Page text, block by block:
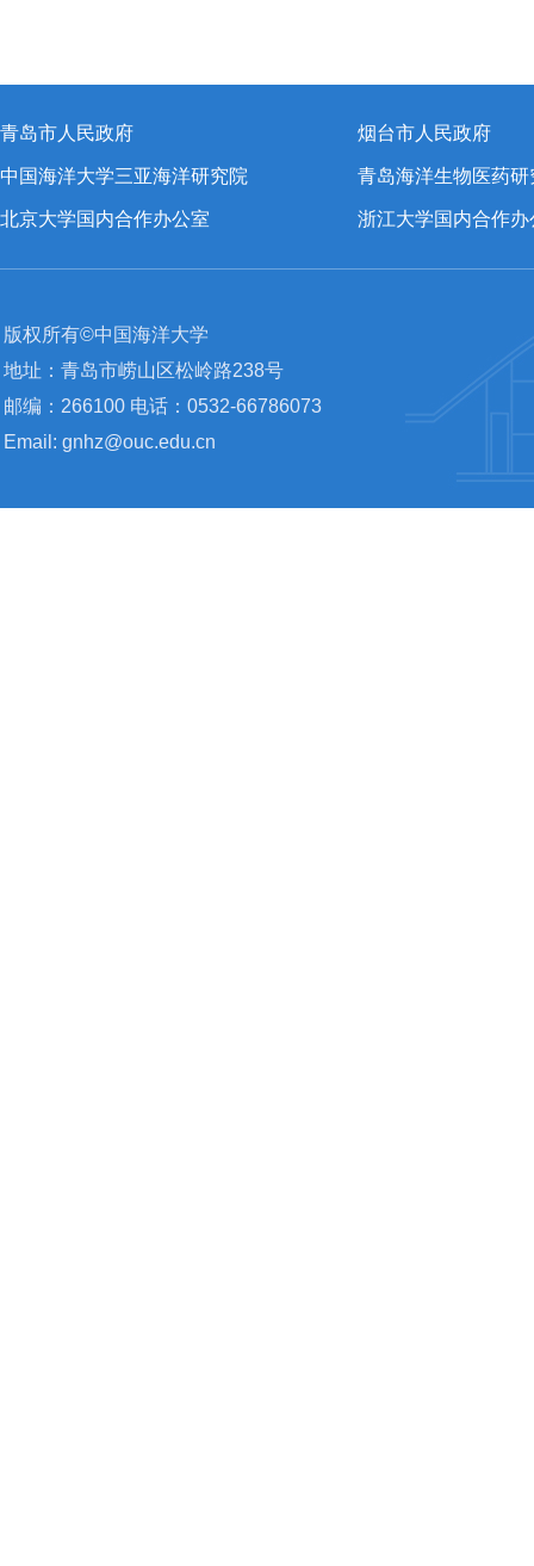
青岛市人民政府 烟台市人民政府
中国海洋大学三亚海洋研究院 青岛海洋生物医药研
北京大学国内合作办公室 浙江大学国内合作办
版权所有©中国海洋大学
地址：青岛市崂山区松岭路238号
邮编：266100 电话：0532-66786073
Email: gnhz@ouc.edu.cn